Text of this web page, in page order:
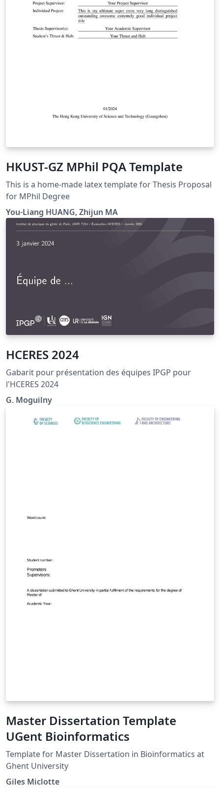
HKUST-GZ MPhil PQA Template
This is a home-made latex template for Thesis Proposal
for MPhil Degree
You-Liang HUANG, Zhijun MA
HCERES 2024
Gabarit pour présentation des équipes IPGP pour
l'HCERES 2024
G. Moguilny
Master Dissertation Template
UGent Bioinformatics
Template for Master Dissertation in Bioinformatics at
Ghent University
Giles Miclotte